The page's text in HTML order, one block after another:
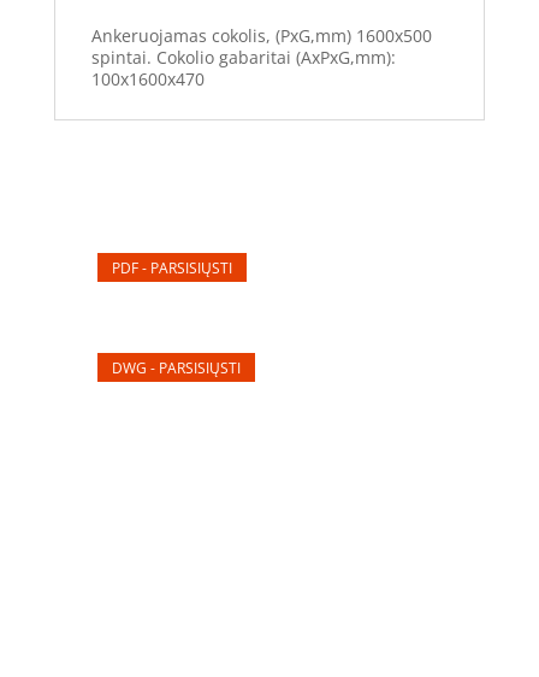
Ankeruojamas cokolis, (PxG,mm) 1600x500
spintai. Cokolio gabaritai (AxPxG,mm):
100x1600x470
PDF - PARSISIŲSTI
DWG - PARSISIŲSTI